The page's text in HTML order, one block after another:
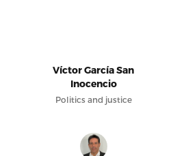
Víctor García San
Inocencio
Politics and justice